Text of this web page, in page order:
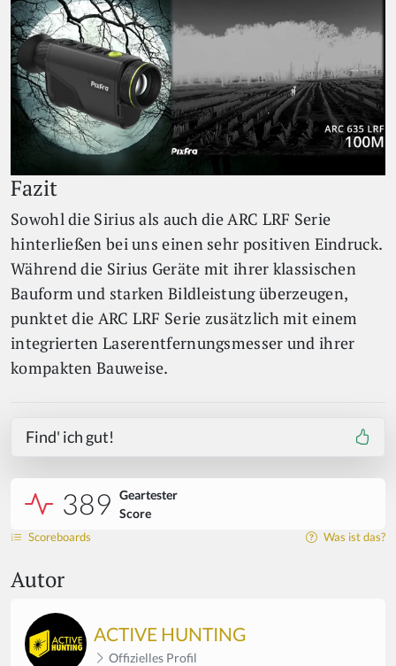
Fazit
Sowohl die Sirius als auch die ARC LRF Serie
hinterließen bei uns einen sehr positiven Eindruck.
Während die Sirius Geräte mit ihrer klassischen
Bauform und starken Bildleistung überzeugen,
punktet die ARC LRF Serie zusätzlich mit einem
integrierten Laserentfernungsmesser und ihrer
kompakten Bauweise.
Find' ich gut!
389 Geartester
Score
Scoreboards Was ist das?
Autor
ACTIVE HUNTING
Offizielles Profil